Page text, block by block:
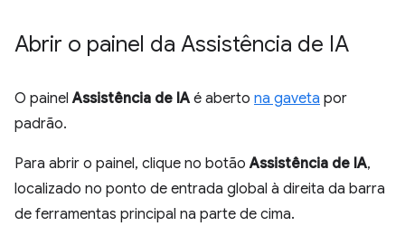
Abrir o painel da Assistência de IA
O painelAssistência de IA é aberto na gaveta por
padrão.
Para abrir o painel, clique no botãoAssistência de IA,
localizado no ponto de entrada global à direita da barra
de ferramentas principal na parte de cima.